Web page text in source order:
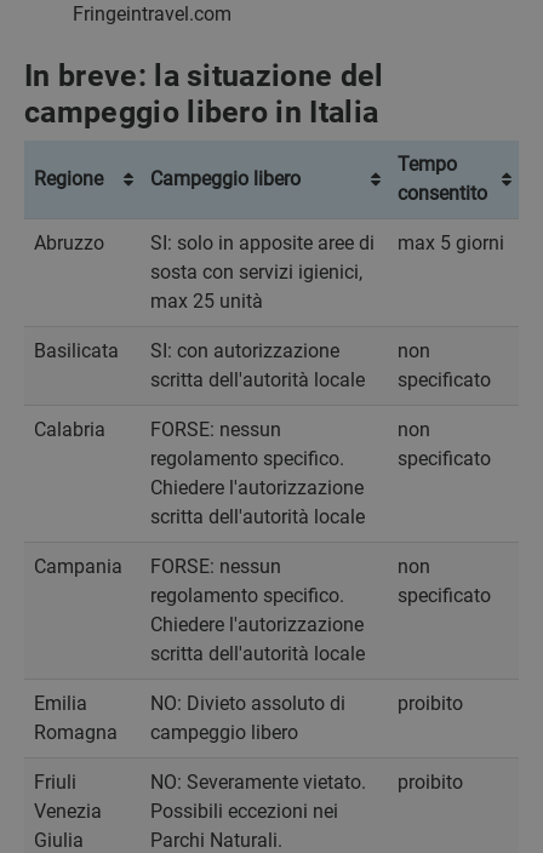
Fringeintravel.com
In breve: la situazione del
campeggio libero in Italia
Regione Campeggio libero
Tempo
consentito
Abruzzo
SI: solo in apposite aree di
sosta con servizi igienici,
max 25 unità
max 5 giorni
Basilicata
SI: con autorizzazione
scritta dell'autorità locale
non
specificato
Calabria
FORSE: nessun
regolamento specifico.
Chiedere l'autorizzazione
scritta dell'autorità locale
non
specificato
Campania
FORSE: nessun
regolamento specifico.
Chiedere l'autorizzazione
scritta dell'autorità locale
non
specificato
Emilia
Romagna
NO: Divieto assoluto di
campeggio libero
proibito
Friuli
Venezia
Giulia
NO: Severamente vietato.
Possibili eccezioni nei
Parchi Naturali.
proibito